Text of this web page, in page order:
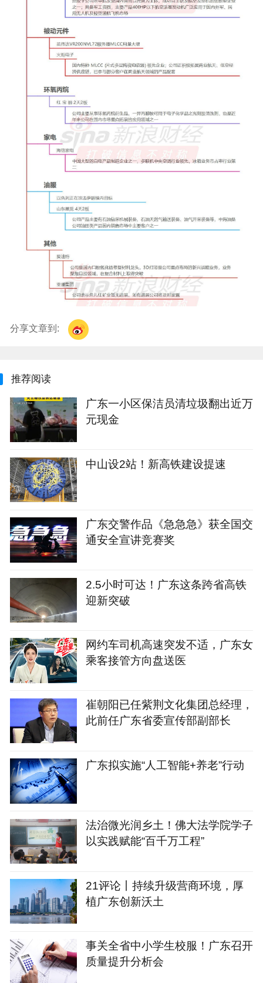
分享文章到:
推荐阅读
广东一小区保洁员清垃圾翻出近万
元现金
中山设2站！新高铁建设提速
广东交警作品《急急急》获全国交
通安全宣讲竞赛奖
2.5小时可达！广东这条跨省高铁
迎新突破
网约车司机高速突发不适，广东女
乘客接管方向盘送医
崔朝阳已任紫荆文化集团总经理，
此前任广东省委宣传部副部长
广东拟实施“人工智能+养老”行动
法治微光润乡土！佛大法学院学子
以实践赋能“百千万工程”
21评论丨持续升级营商环境，厚
植广东创新沃土
事关全省中小学生校服！广东召开
质量提升分析会